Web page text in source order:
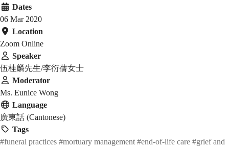
Dates
06 Mar 2020
Location
Zoom Online
Speaker
伍桂麟先生/李衍蒨女士
Moderator
Ms. Eunice Wong
Language
廣東話 (Cantonese)
Tags
#funeral practices #mortuary management #end-of-life care #grief and